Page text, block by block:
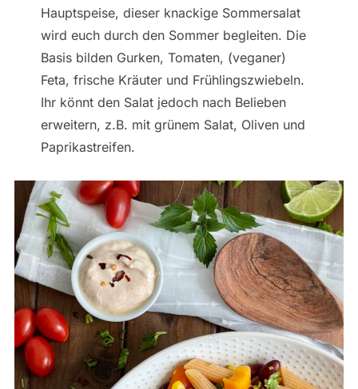
Hauptspeise, dieser knackige Sommersalat
wird euch durch den Sommer begleiten. Die
Basis bilden Gurken, Tomaten, (veganer)
Feta, frische Kräuter und Frühlingszwiebeln.
Ihr könnt den Salat jedoch nach Belieben
erweitern, z.B. mit grünem Salat, Oliven und
Paprikastreifen.